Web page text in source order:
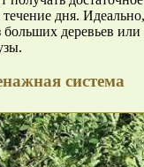
дня.
больших деревьев
система